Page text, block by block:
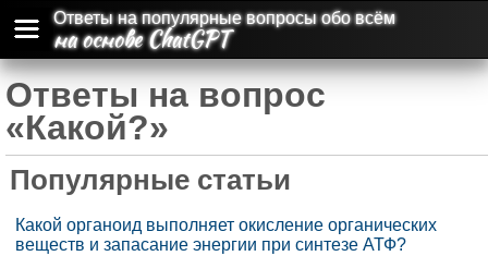
Ответы на популярные вопросы обо всём
на основе ChatGPT
Ответы на вопрос
«Какой?»
Популярные статьи
Какой органоид выполняет окисление органических
веществ и запасание энергии при синтезе АТФ?